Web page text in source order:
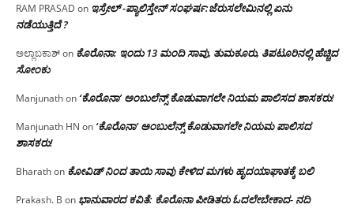
RAM PRASAD on ಇಸ್ರೇಲ್ -ಪ್ಯಾಲಿಸ್ತೇನ್ ಸಂಘರ್ಷ:ಜೆರುಸಲೇಮಿನಲ್ಲಿ ಏನು
ನಡೆಯುತ್ತಿದೆ ?
ಅಲ್ಲಾಬಕಾಶ್on ಕೊರೊನಾ: ಇಂದು 13 ಮಂದಿ ಸಾವು, ತುಮಕೂರು, ತಿಪಟೂರಿನಲ್ಲಿ ಹೆಚ್ಚಿದ
ಸೋಂಕು
Manjunathon ‘ಕೊರೊನಾ’ ಅಂಬುಲೆನ್ಸ್ ಕೊಡುವಾಗಲೇ ನಿಯಮ ಪಾಲಿಸದ ಶಾಸಕರು!
Manjunath HN on ‘ಕೊರೊನಾ’ ಅಂಬುಲೆನ್ಸ್ ಕೊಡುವಾಗಲೇ ನಿಯಮ ಪಾಲಿಸದ
ಶಾಸಕರು!
Bharathon ಕೋವಿಡ್ ನಿಂದ ತಾಯಿ ಸಾವು ಕೇಳಿದ ಮಗಳು ಹೃದಯಾಘಾತಕ್ಕೆ ಬಲಿ
Prakash. B on ಭಾನುವಾರದ ಕವಿತೆ: ಕೊರೊನಾ ಪೀಡಿತರು ಓದಲೇಬೇಕಾದ- ನದಿ